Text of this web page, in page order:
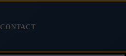
CONTACT